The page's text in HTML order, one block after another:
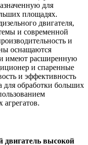
собой мощную
для
площадях.
двигателя,
и современной
и
оснащаются
имеют расширенную
и спаренные
и эффективность
обработки больших